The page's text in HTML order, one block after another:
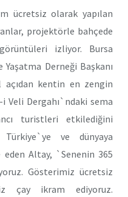
ücretsiz olarak yapılan
projektörle bahçede
izliyor. Bursa
Derneği Başkanı
kentin en zengin
Veli Dergahı`ndaki sema
turistleri etkilediğini
ve dünyaya
eden Altay, `Senenin 365
Gösterimiz ücretsiz
çay ikram ediyoruz.